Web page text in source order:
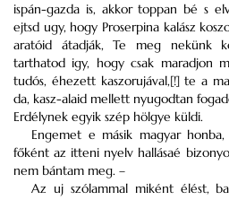
ispán-gazda is, akkor toppan bé s
ejtsd ugy, hogy Proserpina kalász
aratóid átadják, Te meg nekünk
tarthatod igy, hogy csak maradjon
tudós, éhezett kaszorujával,[!] te a
da, kasz-alaid mellett nyugodtan
Erdélynek egyik szép hölgye küldi.
Engemet e másik magyar honba,
főként az itteni nyelv hallásaé
nem bántam meg. –
Az uj szólammal miként élést,